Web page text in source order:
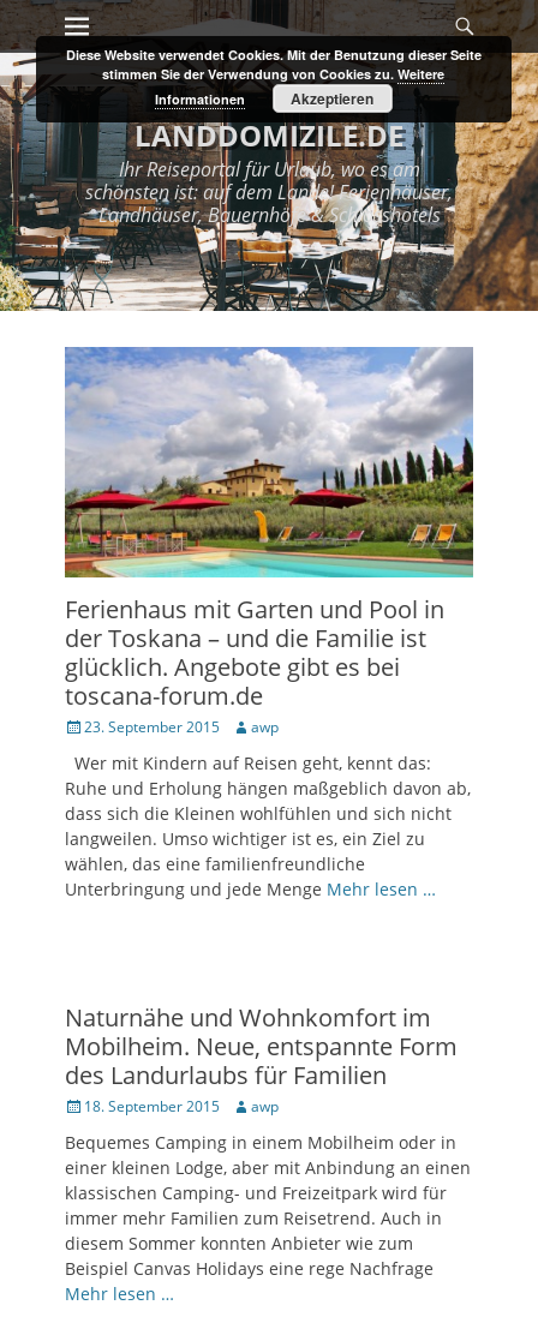
Skip
to
content
Primary Menu Search
LANDDOMIZILE.DE
Ihr Reiseportal für Urlaub, wo es am
schönsten ist: auf dem Lande! Ferienhäuser,
Landhäuser, Bauernhöfe & Schlosshotels
Ferienhaus mit Garten und Pool in
der Toskana – und die Familie ist
glücklich. Angebote gibt es bei
toscana-forum.de
Posted
23. September 2015 Author
awp
Wer mit Kindern auf Reisen geht, kennt das:
Ruhe und Erholung hängen maßgeblich davon ab,
dass sich die Kleinen wohlfühlen und sich nicht
langweilen. Umso wichtiger ist es, ein Ziel zu
wählen, das eine familienfreundliche
Unterbringung und jede Menge Mehr lesen …
Naturnähe und Wohnkomfort im
Mobilheim. Neue, entspannte Form
des Landurlaubs für Familien
Posted
18. September 2015 Author
awp
Bequemes Camping in einem Mobilheim oder in
einer kleinen Lodge, aber mit Anbindung an einen
klassischen Camping- und Freizeitpark wird für
immer mehr Familien zum Reisetrend. Auch in
diesem Sommer konnten Anbieter wie zum
Beispiel Canvas Holidays eine rege Nachfrage
Mehr lesen …
Diese Website verwendet Cookies. Mit der Benutzung dieser Seite
stimmen Sie der Verwendung von Cookies zu.Weitere
Informationen
Akzeptieren